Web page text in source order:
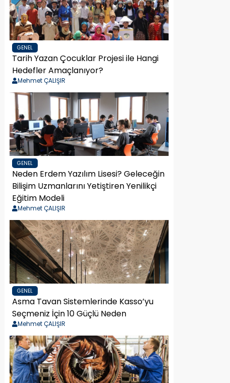
GENEL
Tarih Yazan Çocuklar Projesi ile Hangi
Hedefler Amaçlanıyor?
Mehmet ÇALIŞIR
GENEL
Neden Erdem Yazılım Lisesi? Geleceğin
Bilişim Uzmanlarını Yetiştiren Yenilikçi
Eğitim Modeli
Mehmet ÇALIŞIR
GENEL
Asma Tavan Sistemlerinde Kasso’yu
Seçmeniz İçin 10 Güçlü Neden
Mehmet ÇALIŞIR